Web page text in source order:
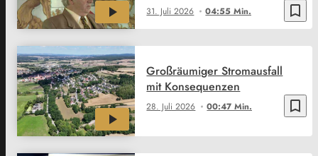
bookmark_border
31. Juli 2026 04:55 Min.
bookmark_border
28. Juli 2026 00:47 Min.
Großräumiger Stromausfall
mit Konsequenzen